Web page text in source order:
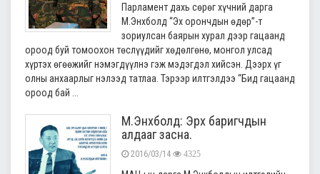
Парламент дахь сөрөг хүчний дарга
М.Энхболд “Эх орончдын өдөр”-т
зориулсан баярын хурал дээр гацаанд
ороод буй томоохон төслүүдийг хөдөлгөнө, монгол улсад
хүртэх өгөөжийг нэмэгдүүлнэ гэж мэдэгдэл хийсэн. Дээрх үг
олны анхаарлыг нэлээд татлаа. Тэрээр илтгэлдээ “Бид гацаанд
ороод бай ...
М.Энхболд: Эрх баригчдын
алдааг засна.
2016/03/14 4325